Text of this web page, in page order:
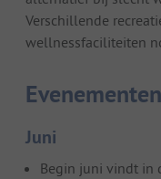
Verschillende
wellnessfaciliteiten
Evenementen
Juni
Begin juni vindt in